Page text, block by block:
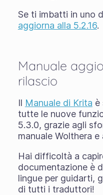
Se ti imbatti in uno
aggiorna alla 5.2.16.
Manuale
rilascio
Il Manuale di Krita è
tutte le nuove
5.3.0, grazie agli
manuale Wolthera e
Hai difficoltà a
documentazione è
lingue per guidarti,
di tutti i traduttori!